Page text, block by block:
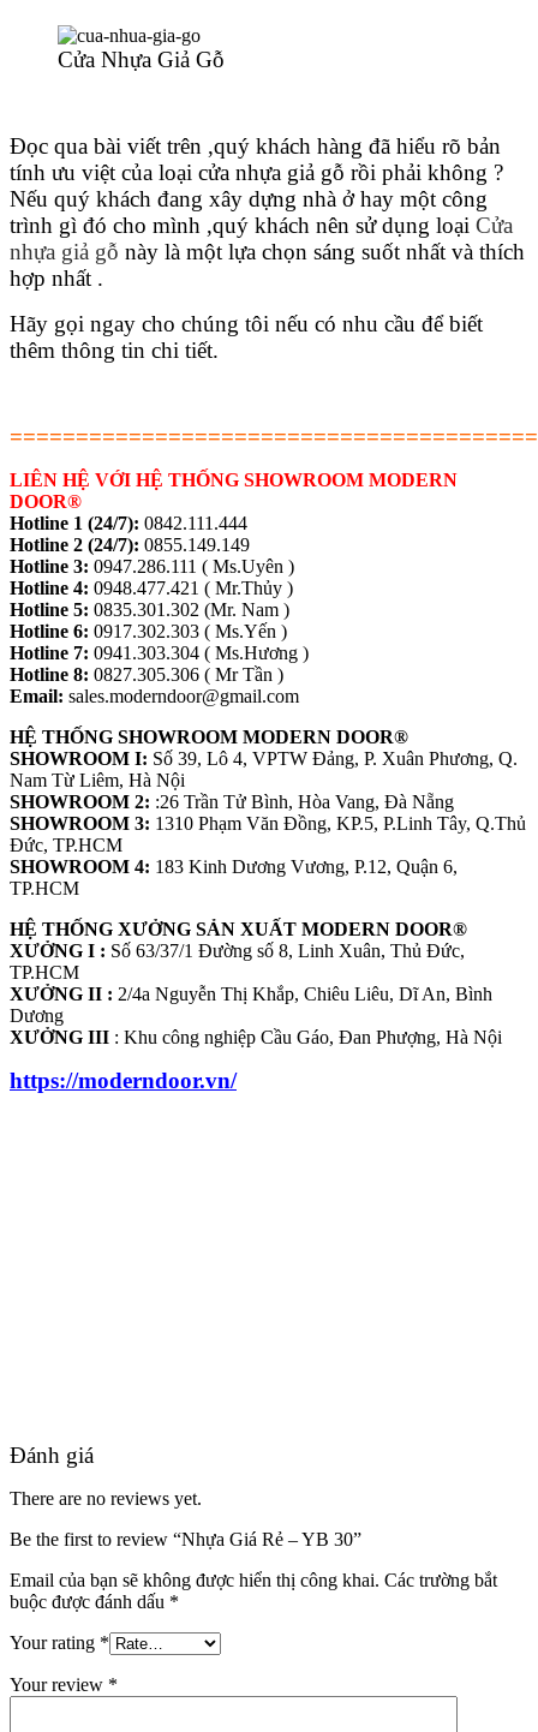
Quy mô nhà xưởng
Liên Hệ
Tuyển Dụng
Cửa Nhựa Giả Gỗ
Đọc qua bài viết trên ,quý khách hàng đã hiểu rõ bản
tính ưu việt của loại cửa nhựa giả gỗ rồi phải không ?
Nếu quý khách đang xây dựng nhà ở hay một công
trình gì đó cho mình ,quý khách nên sử dụng loại Cửa
nhựa giả gỗ này là một lựa chọn sáng suốt nhất và thích
hợp nhất .
Hãy gọi ngay cho chúng tôi nếu có nhu cầu để biết
thêm thông tin chi tiết.
LIÊN HỆ VỚI HỆ THỐNG SHOWROOM MODERN
DOOR®
Hotline 1 (24/7): 0842.111.444
Hotline 2 (24/7): 0855.149.149
Hotline 3: 0947.286.111 ( Ms.Uyên )
Hotline 4: 0948.477.421 ( Mr.Thủy )
Hotline 5: 0835.301.302 (Mr. Nam )
Hotline 6: 0917.302.303 ( Ms.Yến )
Hotline 7: 0941.303.304 ( Ms.Hương )
Hotline 8: 0827.305.306 ( Mr Tần )
Email: sales.moderndoor@gmail.com
HỆ THỐNG SHOWROOM MODERN DOOR®
SHOWROOM I: Số 39, Lô 4, VPTW Đảng, P. Xuân Phương, Q.
Nam Từ Liêm, Hà Nội
SHOWROOM 2: :26 Trần Tử Bình, Hòa Vang, Đà Nẵng
SHOWROOM 3: 1310 Phạm Văn Đồng, KP.5, P.Linh Tây, Q.Thủ
Đức, TP.HCM
SHOWROOM 4: 183 Kinh Dương Vương, P.12, Quận 6,
TP.HCM
HỆ THỐNG XƯỞNG SẢN XUẤT MODERN DOOR®
XƯỞNG I : Số 63/37/1 Đường số 8, Linh Xuân, Thủ Đức,
TP.HCM
XƯỞNG II : 2/4a Nguyễn Thị Khắp, Chiêu Liêu, Dĩ An, Bình
Dương
XƯỞNG III : Khu công nghiệp Cầu Gáo, Đan Phượng, Hà Nội
https://moderndoor.vn/
Đánh giá
There are no reviews yet.
Be the first to review “Nhựa Giá Rẻ – YB 30”
Email của bạn sẽ không được hiển thị công khai. Các trường bắt
buộc được đánh dấu *
Your rating *
Your review *